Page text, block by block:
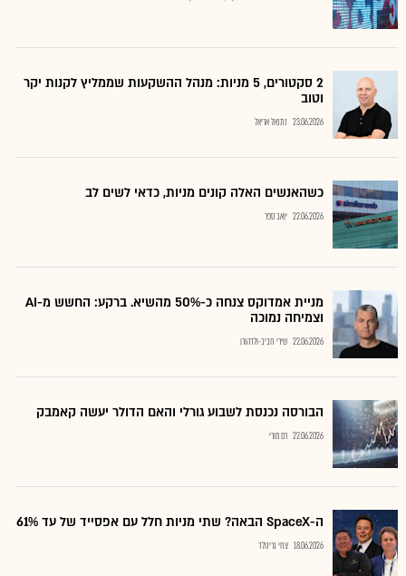
2 סקטורים, 5 מניות: מנהל ההשקעות שממליץ לקנות יקר
וטוב
23.06.2026 נתנאל אריאל
כשהאנשים האלה קונים מניות, כדאי לשים לב
22.06.2026 יואב ספר
מניית אמדוקס צנחה כ-50% מהשיא. ברקע: החשש מ-AI
וצמיחה נמוכה
22.06.2026 שירי חביב-ולדהורן
הבורסה נכנסת לשבוע גורלי והאם הדולר יעשה קאמבק
22.06.2026 רם מורי
ה-SpaceX הבאה? שתי מניות חלל עם אפסייד של עד 61%
18.06.2026 צחי גרינולד